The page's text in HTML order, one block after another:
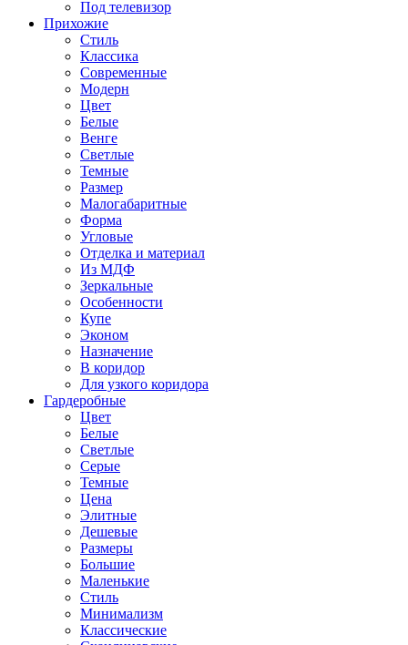
Под телевизор
Прихожие
Стиль
Классика
Современные
Модерн
Цвет
Белые
Венге
Светлые
Темные
Размер
Малогабаритные
Форма
Угловые
Отделка и материал
Из МДФ
Зеркальные
Особенности
Купе
Эконом
Назначение
В коридор
Для узкого коридора
Гардеробные
Цвет
Белые
Светлые
Серые
Темные
Цена
Элитные
Дешевые
Размеры
Большие
Маленькие
Стиль
Минимализм
Классические